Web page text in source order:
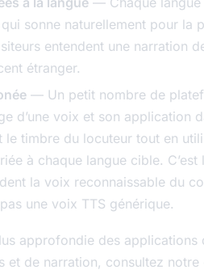
sonne naturellement pour la
entendent une narration
étranger.
— Un petit nombre de
d’une voix et son application
le timbre du locuteur tout en
à chaque langue cible. C’est
la voix reconnaissable du
une voix TTS générique.
approfondie des applications
et de narration, consultez